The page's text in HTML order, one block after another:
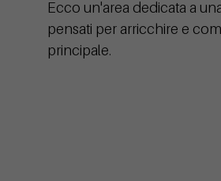
Ecco un'area dedicata a
pensati per arricchire e
principale.